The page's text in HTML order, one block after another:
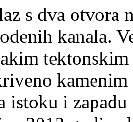
s dva otvora
kanala.
tektonskim
istoku i